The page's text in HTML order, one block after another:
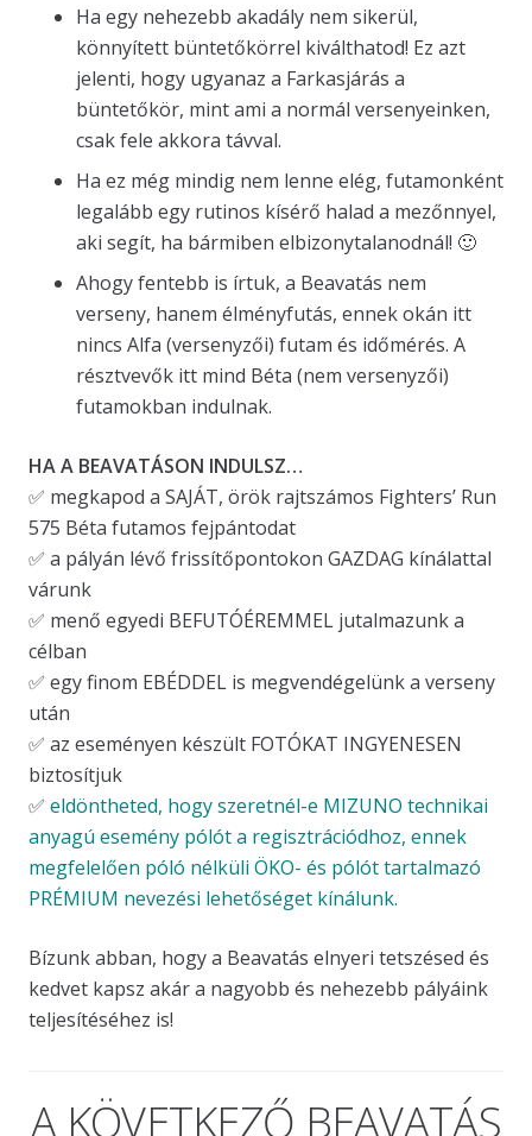
Ha egy nehezebb akadály nem sikerül,
könnyített büntetőkörrel kiválthatod! Ez azt
jelenti, hogy ugyanaz a Farkasjárás a
büntetőkör, mint ami a normál versenyeinken,
csak fele akkora távval.
Ha ez még mindig nem lenne elég, futamonként
legalább egy rutinos kísérő halad a mezőnnyel,
aki segít, ha bármiben elbizonytalanodnál! 🙂
Ahogy fentebb is írtuk, a Beavatás nem
verseny, hanem élményfutás, ennek okán itt
nincs Alfa (versenyzői) futam és időmérés. A
résztvevők itt mind Béta (nem versenyzői)
futamokban indulnak.
HA A BEAVATÁSON INDULSZ…
✅ megkapod a SAJÁT, örök rajtszámos Fighters’ Run
575 Béta futamos fejpántodat
✅ a pályán lévő frissítőpontokon GAZDAG kínálattal
várunk
✅ menő egyedi BEFUTÓÉREMMEL jutalmazunk a
célban
✅ egy finom EBÉDDEL is megvendégelünk a verseny
után
✅ az eseményen készült FOTÓKAT INGYENESEN
biztosítjuk
✅ eldöntheted, hogy szeretnél-e MIZUNO technikai
anyagú esemény pólót a regisztrációdhoz, ennek
megfelelően póló nélküli ÖKO- és pólót tartalmazó
PRÉMIUM nevezési lehetőséget kínálunk.
Bízunk abban, hogy a Beavatás elnyeri tetszésed és
kedvet kapsz akár a nagyobb és nehezebb pályáink
teljesítéséhez is!
A KÖVETKEZŐ BEAVATÁS